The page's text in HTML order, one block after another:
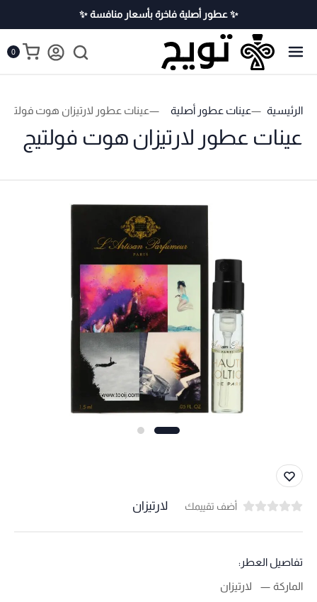
✨ عطور أصلية فاخرة بأسعار منافسة ✨
0
الرئيسية عينات عطور أصلية عينات عطور لارتيزان هوت فولتيج
عينات عطور لارتيزان هوت فولتيج
أضف تقييمك لارتيزان
تفاصيل العطر:
الماركة
لارتيزان